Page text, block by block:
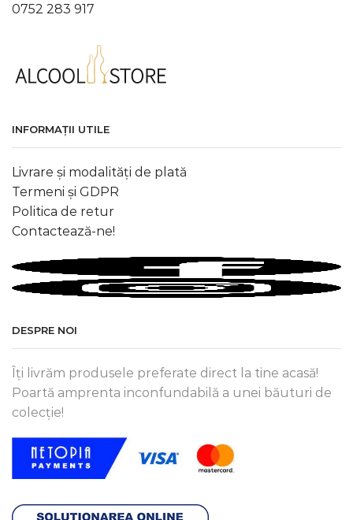
0752 283 917
INFORMAȚII UTILE
Livrare și modalități de plată
Termeni și GDPR
Politica de retur
Contactează-ne!
DESPRE NOI
Îți livrăm produsele preferate direct la tine acasă!
Poartă amprenta inconfundabilă a unei băuturi de
colecție!